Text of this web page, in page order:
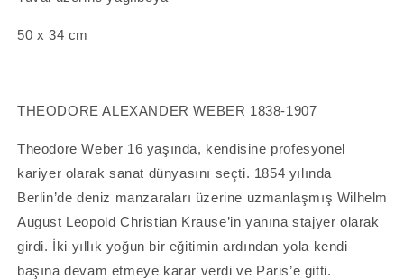
50 x 34 cm
THEODORE ALEXANDER WEBER 1838-1907
Theodore Weber 16 yaşında, kendisine profesyonel
kariyer olarak sanat dünyasını seçti. 1854 yılında
Berlin’de deniz manzaraları üzerine uzmanlaşmış Wilhelm
August Leopold Christian Krause’in yanına stajyer olarak
girdi. İki yıllık yoğun bir eğitimin ardından yola kendi
başına devam etmeye karar verdi ve Paris’e gitti.